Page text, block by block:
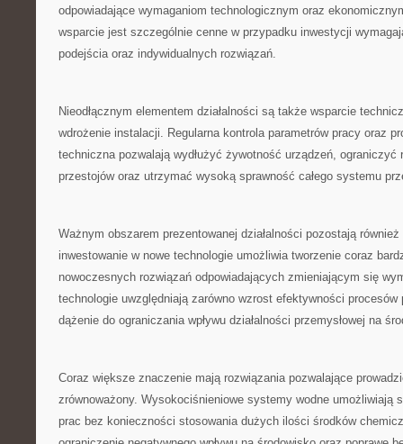
odpowiadające wymaganiom technologicznym oraz
wsparcie jest szczególnie cenne w przypadku inwestycji
podejścia oraz indywidualnych rozwiązań.
Nieodłącznym elementem działalności są także wsparcie
wdrożenie instalacji. Regularna kontrola parametrów pracy oraz
techniczna pozwalają wydłużyć żywotność urządzeń, ograniczyć
przestojów oraz utrzymać wysoką sprawność całego systemu
Ważnym obszarem prezentowanej działalności pozostają również
inwestowanie w nowe technologie umożliwia tworzenie coraz
nowoczesnych rozwiązań odpowiadających zmieniającym się
technologie uwzględniają zarówno wzrost efektywności procesów
dążenie do ograniczania wpływu działalności przemysłowej na
Coraz większe znaczenie mają rozwiązania pozwalające
zrównoważony. Wysokociśnieniowe systemy wodne umożliwiają
prac bez konieczności stosowania dużych ilości środków